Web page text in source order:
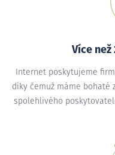
Více
Internet poskytujeme
díky čemuž máme bohaté
spolehlivého